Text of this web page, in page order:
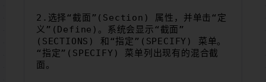
2.选择“截面”(Section) 属性，并单击“定
义”(Define)。系统会显示“截面”
(SECTIONS) 和“指定”(SPECIFY) 菜单。
“指定”(SPECIFY) 菜单列出现有的混合截
面。